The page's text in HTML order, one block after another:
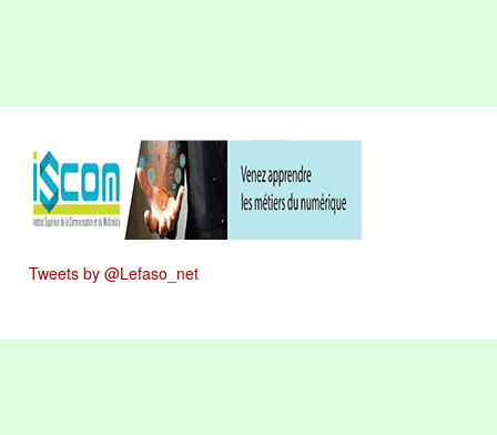
Tweets by @Lefaso_net